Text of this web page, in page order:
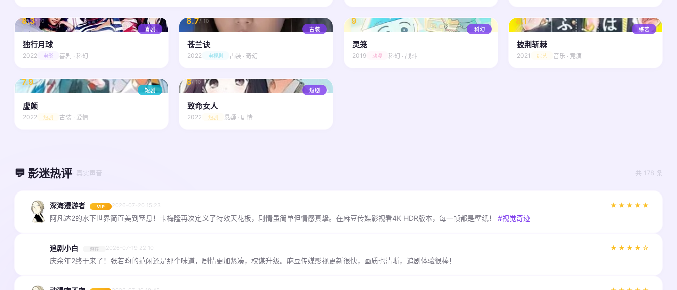
喜剧
8.3/ 10
独行月球
2022 电影 喜剧 · 科幻
古装
8.7/ 10
苍兰诀
2022 电视剧 古装 · 奇幻
科幻
9 / 10
灵笼
2019 动漫 科幻 · 战斗
综艺
8.1/ 10
披荆斩棘
2021 综艺 音乐 · 竞演
短剧
7.9/ 10
虚颜
2022 短剧 古装 · 爱情
短剧
8/ 10
致命女人
2022 短剧 悬疑 · 剧情
💬 影迷热评· 真实声音 共 178 条
深海漫游者 VIP 2026-07-20 15:23 ★★★★★
阿凡达2的水下世界简直美到窒息！卡梅隆再次定义了特效天花板，剧情虽简单但情感真挚。在麻豆传媒影视看4K HDR版本，每一帧都是壁纸！ #视觉奇迹
追剧小白 游客 2026-07-19 22:10 ★★★★☆
庆余年2终于来了！张若昀的范闲还是那个味道，剧情更加紧凑，权谋升级。麻豆传媒影视更新很快，画质也清晰，追剧体验很棒！